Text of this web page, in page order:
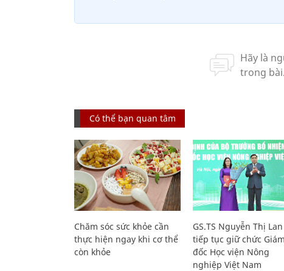
Có thể bạn quan tâm
Chăm sóc sức khỏe cần
thực hiện ngay khi cơ thể
còn khỏe
GS.TS Nguyễn Thị Lan
tiếp tục giữ chức Giám
đốc Học viện Nông
nghiệp Việt Nam